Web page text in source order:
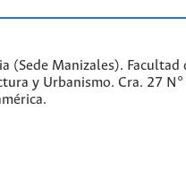
(Sede Manizales). Facultad
y Urbanismo. Cra. 27